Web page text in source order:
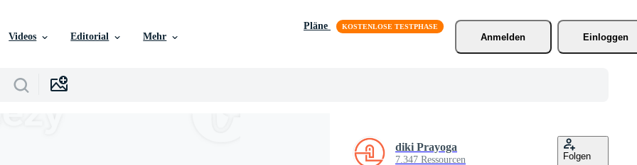
Videos Editorial Mehr
Pläne
Anmelden
Einloggen
diki Prayoga
7.347 Ressourcen Folgen